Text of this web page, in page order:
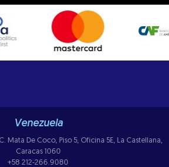
Venezuela
Mata De Coco, Piso 5, Oficina 5E, La Castellana,
Caracas 1060
+58 212-266.9080